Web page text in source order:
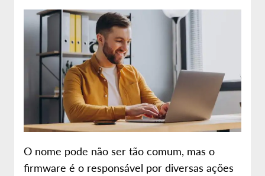
Site da Desktop
O nome pode não ser tão comum, mas o
firmware é o responsável por diversas ações